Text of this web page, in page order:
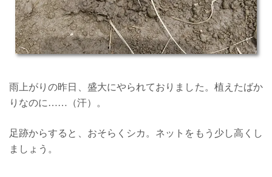
雨上がりの昨日、盛大にやられておりました。植えたばか
りなのに……（汗）。
足跡からすると、おそらくシカ。ネットをもう少し高くし
ましょう。